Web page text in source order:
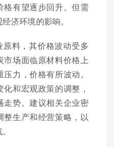
格有望逐步回升。但需
济环境的影响。
料，其价格波动受多
市场面临原材料价格上
力，价格有所波动。
和宏观政策的调整，
走势。建议相关企业密
整生产和经营策略，以